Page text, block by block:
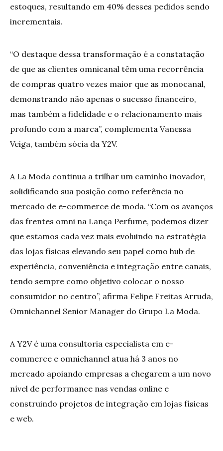
estoques, resultando em 40% desses pedidos sendo
incrementais.
“O destaque dessa transformação é a constatação
de que as clientes omnicanal têm uma recorrência
de compras quatro vezes maior que as monocanal,
demonstrando não apenas o sucesso financeiro,
mas também a fidelidade e o relacionamento mais
profundo com a marca”, complementa Vanessa
Veiga, também sócia da Y2V.
A La Moda continua a trilhar um caminho inovador,
solidificando sua posição como referência no
mercado de e-commerce de moda. “Com os avanços
das frentes omni na Lança Perfume, podemos dizer
que estamos cada vez mais evoluindo na estratégia
das lojas físicas elevando seu papel como hub de
experiência, conveniência e integração entre canais,
tendo sempre como objetivo colocar o nosso
consumidor no centro”, afirma Felipe Freitas Arruda,
Omnichannel Senior Manager do Grupo La Moda.
A Y2V é uma consultoria especialista em e-
commerce e omnichannel atua há 3 anos no
mercado apoiando empresas a chegarem a um novo
nível de performance nas vendas online e
construindo projetos de integração em lojas físicas
e web.